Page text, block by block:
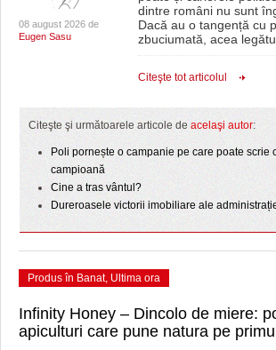
08 august 2026 de
Eugen Sasu
dintre români nu sunt
Dacă au o tangență cu
zbuciumată, acea
Citeşte tot articolul
Citeşte şi următoarele articole de acelaşi autor:
Poli pornește o campanie pe care poate scrie
campioană
Cine a tras vântul?
Dureroasele victorii imobiliare ale
Produs în Banat, Ultima ora
Infinity Honey – Dincolo de miere:
apiculturi care pune natura pe